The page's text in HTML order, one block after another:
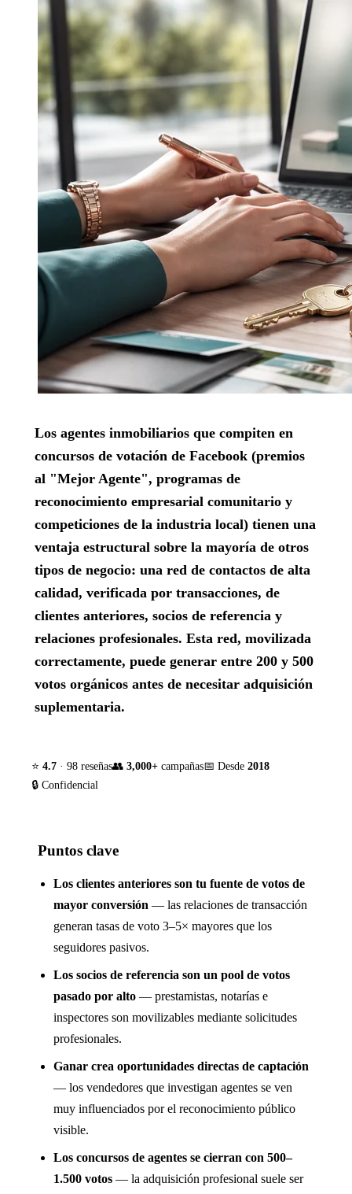
Los agentes inmobiliarios que compiten en
concursos de votación de Facebook (premios
al "Mejor Agente", programas de
reconocimiento empresarial comunitario y
competiciones de la industria local) tienen una
ventaja estructural sobre la mayoría de otros
tipos de negocio: una red de contactos de alta
calidad, verificada por transacciones, de
clientes anteriores, socios de referencia y
relaciones profesionales. Esta red, movilizada
correctamente, puede generar entre 200 y 500
votos orgánicos antes de necesitar adquisición
suplementaria.
⭐ 4.7 · 98 reseñas👥 3,000+ campañas📅 Desde 2018
🔒 Confidencial
Puntos clave
Los clientes anteriores son tu fuente de votos de
mayor conversión — las relaciones de transacción
generan tasas de voto 3–5× mayores que los
seguidores pasivos.
Los socios de referencia son un pool de votos
pasado por alto — prestamistas, notarías e
inspectores son movilizables mediante solicitudes
profesionales.
Ganar crea oportunidades directas de captación
— los vendedores que investigan agentes se ven
muy influenciados por el reconocimiento público
visible.
Los concursos de agentes se cierran con 500–
1.500 votos — la adquisición profesional suele ser